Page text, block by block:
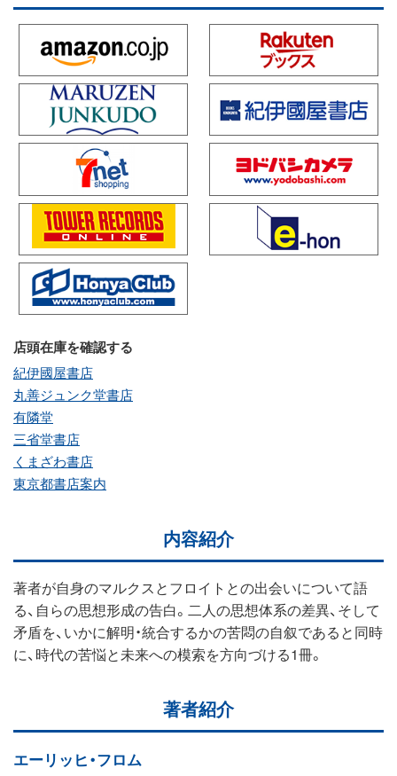
店頭在庫を確認する
紀伊國屋書店
丸善ジュンク堂書店
有隣堂
三省堂書店
くまざわ書店
東京都書店案内
内容紹介
著者が自身のマルクスとフロイトとの出会いについて語
る、自らの思想形成の告白。二人の思想体系の差異、そして
矛盾を、いかに解明・統合するかの苦悶の自叙であると同時
に、時代の苦悩と未来への模索を方向づける1冊。
著者紹介
エーリッヒ・フロム